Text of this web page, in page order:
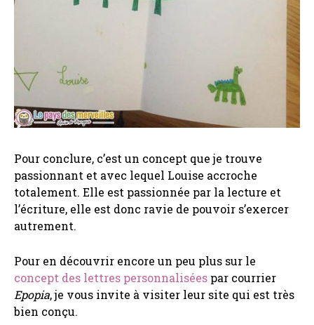
Pour conclure, c’est un concept que je trouve
passionnant et avec lequel Louise accroche
totalement. Elle est passionnée par la lecture et
l’écriture, elle est donc ravie de pouvoir s’exercer
autrement.
Pour en découvrir encore un peu plus sur le
concept des lettres personnalisées par courrier
Epopia, je vous invite à visiter leur site qui est très
bien conçu.